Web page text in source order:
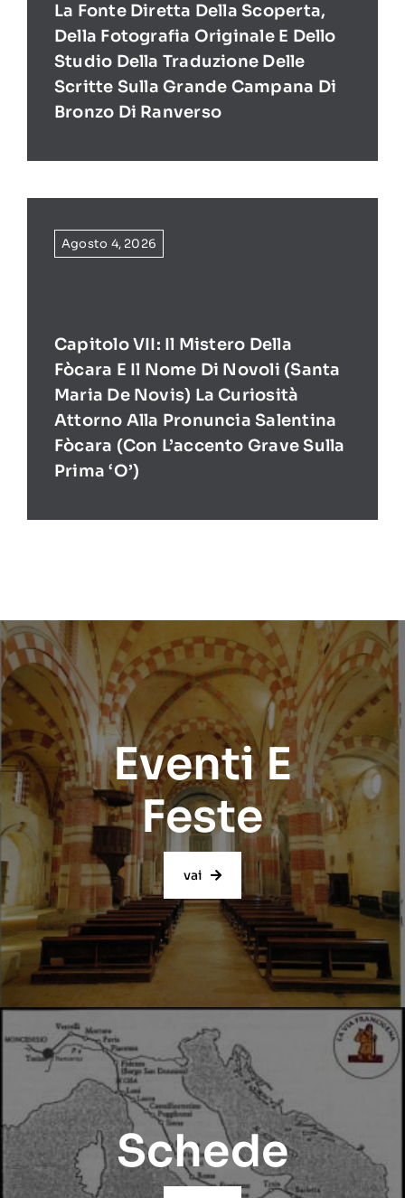
La Fonte Diretta Della Scoperta,
Della Fotografia Originale E Dello
Studio Della Traduzione Delle
Scritte Sulla Grande Campana Di
Bronzo Di Ranverso
Agosto 4, 2026
Capitolo VII: Il Mistero Della
Fòcara E Il Nome Di Novoli (Santa
Maria De Novis) La Curiosità
Attorno Alla Pronuncia Salentina
Fòcara (con L’accento Grave Sulla
Prima ‘O’)
Eventi E
Feste
vai
Schede